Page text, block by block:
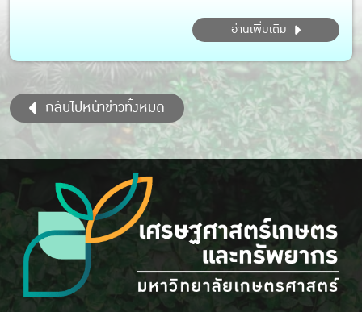
อ่านเพิ่มเติม
กลับไปหน้าข่าวทั้งหมด